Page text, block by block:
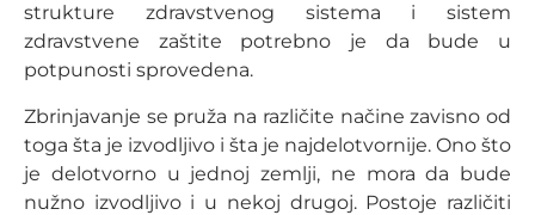
strukture zdravstvenog sistema i sistem
zdravstvene zaštite potrebno je da bude u
potpunosti sprovedena.
Zbrinjavanje se pruža na različite načine zavisno od
toga šta je izvodljivo i šta je najdelotvornije. Ono što
je delotvorno u jednoj zemlji, ne mora da bude
nužno izvodljivo i u nekoj drugoj. Postoje različiti